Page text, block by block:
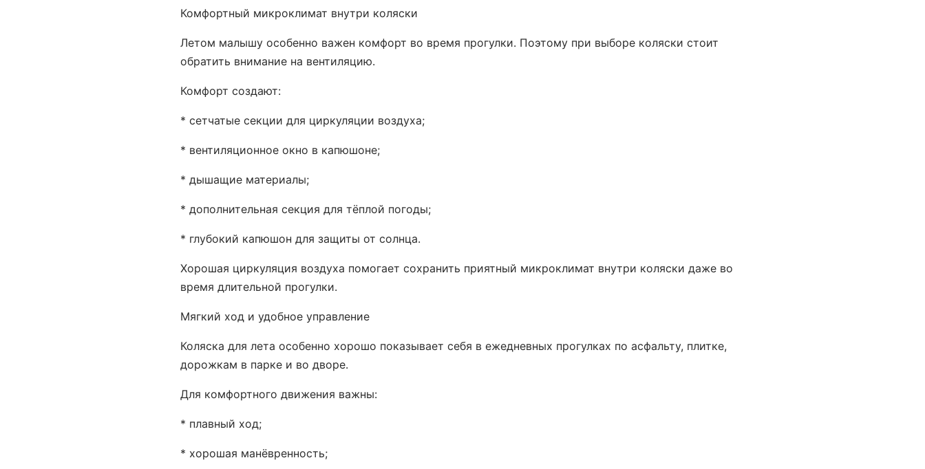
Комфортный микроклимат внутри коляски
Летом малышу особенно важен комфорт во время прогулки. Поэтому при выборе коляски стоит
обратить внимание на вентиляцию.
Комфорт создают:
* сетчатые секции для циркуляции воздуха;
* вентиляционное окно в капюшоне;
* дышащие материалы;
* дополнительная секция для тёплой погоды;
* глубокий капюшон для защиты от солнца.
Хорошая циркуляция воздуха помогает сохранить приятный микроклимат внутри коляски даже во
время длительной прогулки.
Мягкий ход и удобное управление
Коляска для лета особенно хорошо показывает себя в ежедневных прогулках по асфальту, плитке,
дорожкам в парке и во дворе.
Для комфортного движения важны:
* плавный ход;
* хорошая манёвренность;